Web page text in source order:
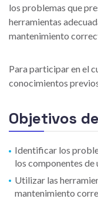
los problemas que
herramientas
mantenimiento
Para participar en el
conocimientos
Objetivos
Identificar los
los componentes de
Utilizar las
mantenimiento